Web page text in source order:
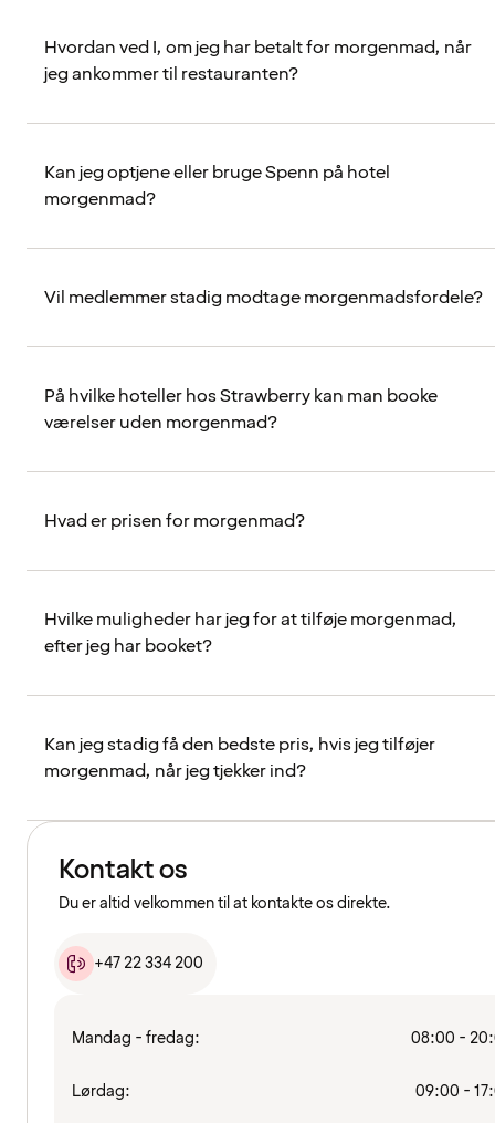
Hvordan ved I, om jeg har betalt for morgenmad, når
jeg ankommer til restauranten?
Kan jeg optjene eller bruge Spenn på hotel
morgenmad?
Vil medlemmer stadig modtage morgenmadsfordele?
På hvilke hoteller hos Strawberry kan man booke
værelser uden morgenmad?
Hvad er prisen for morgenmad?
Hvilke muligheder har jeg for at tilføje morgenmad,
efter jeg har booket?
Kan jeg stadig få den bedste pris, hvis jeg tilføjer
morgenmad, når jeg tjekker ind?
Kontakt os
Du er altid velkommen til at kontakte os direkte.
+47 22 334 200
Mandag - fredag: 08:00 -
Lørdag: 09:00 -